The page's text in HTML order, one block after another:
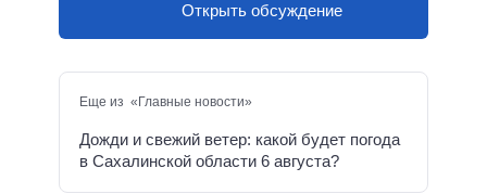
Открыть обсуждение
Еще из «Главные новости»
Дожди и свежий ветер: какой будет погода
в Сахалинской области 6 августа?